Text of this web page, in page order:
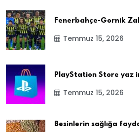
Fenerbahçe-Gornik
Temmuz 15, 2026
PlayStation Store yaz
Temmuz 15, 2026
Besinlerin sağlığa